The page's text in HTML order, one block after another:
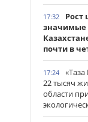
17:32
Рост
значимые
почти в
17:24
«Таза
22 тысяч
области